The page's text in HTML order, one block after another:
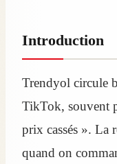
Introduction
Trendyol circule
TikTok, souvent
prix cassés ». La
quand on